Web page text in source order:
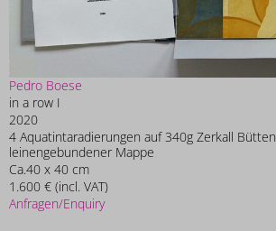
Pedro Boese
in a row I
2020
4 Aquatintaradierungen auf 340g Zerkall
leinengebundener Mappe
Ca.40 x 40 cm
1.600 € (incl. VAT)
Anfragen/Enquiry